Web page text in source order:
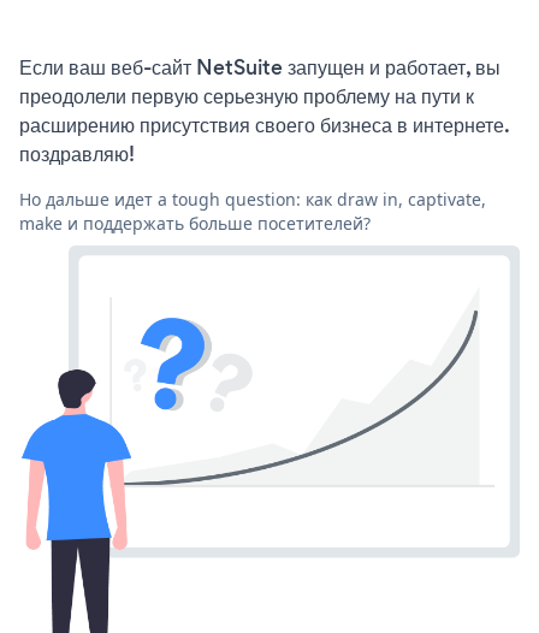
Если ваш веб-сайт NetSuite запущен и работает, вы
преодолели первую серьезную проблему на пути к
расширению присутствия своего бизнеса в интернете.
поздравляю!
Но дальше идет a tough question: как draw in, captivate,
make и поддержать больше посетителей?